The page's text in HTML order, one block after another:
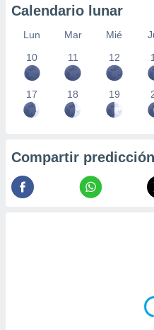
Calendario lunar
Lun Mar Mié
10
11 12
17 18 19
Compartir predicción